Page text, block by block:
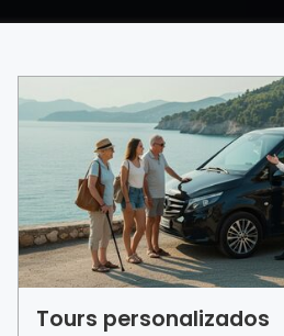
Tours personalizados